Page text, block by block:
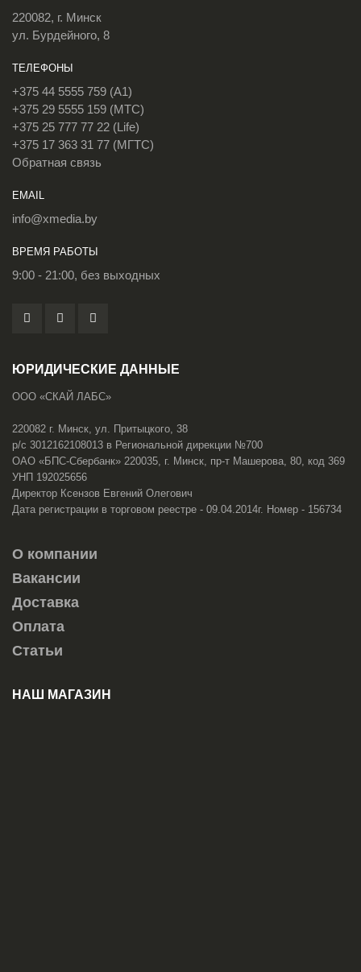
220082, г. Минск
ул. Бурдейного, 8
ТЕЛЕФОНЫ
+375 44 5555 759 (A1)
+375 29 5555 159 (МТС)
+375 25 777 77 22 (Life)
+375 17 363 31 77 (МГТС)
Обратная связь
EMAIL
info@xmedia.by
ВРЕМЯ РАБОТЫ
9:00 - 21:00, без выходных
ЮРИДИЧЕСКИЕ ДАННЫЕ
ООО «СКАЙ ЛАБС»
220082 г. Минск, ул. Притыцкого, 38
р/с 3012162108013 в Региональной дирекции №700
ОАО «БПС-Сбербанк» 220035, г. Минск, пр-т Машерова, 80, код 369
УНП 192025656
Директор Ксензов Евгений Олегович
Дата регистрации в торговом реестре - 09.04.2014г. Номер - 156734
О компании
Вакансии
Доставка
Оплата
Статьи
НАШ МАГАЗИН